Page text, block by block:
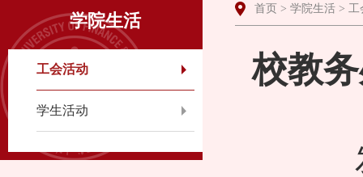
学院生活
工会活动
学生活动
首页 > 学院生活 > 工
校教